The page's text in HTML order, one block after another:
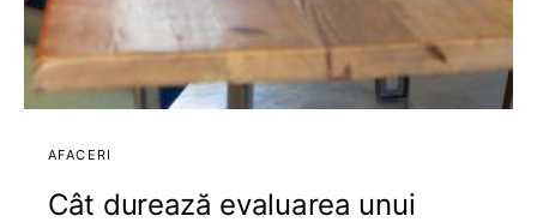
AFACERI
Cât durează evaluarea unui